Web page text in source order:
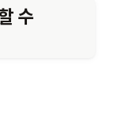
수